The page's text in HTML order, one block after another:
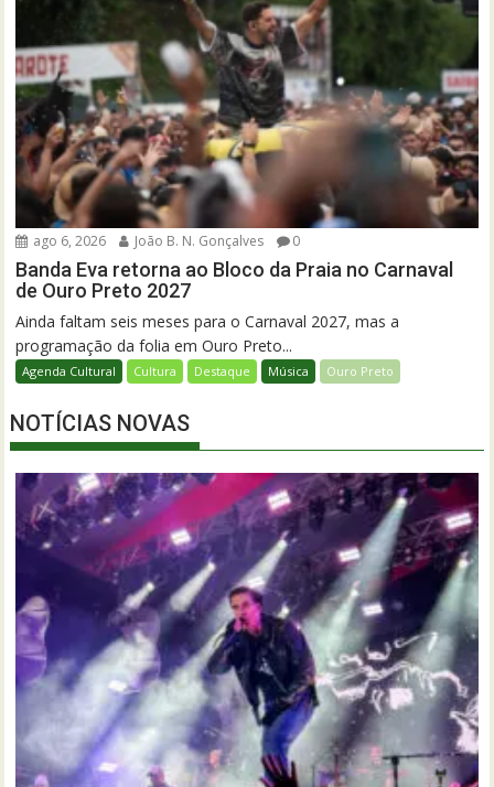
ago 6, 2026 João B. N. Gonçalves 0
Banda Eva retorna ao Bloco da Praia no Carnaval
de Ouro Preto 2027
Ainda faltam seis meses para o Carnaval 2027, mas a
programação da folia em Ouro Preto...
Agenda Cultural Cultura Destaque Música Ouro Preto
NOTÍCIAS NOVAS